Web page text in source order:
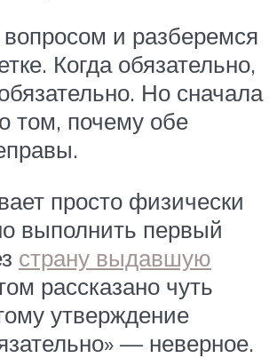
и разберемся
Когда обязательно,
Но сначала
том, почему обе
просто физически
выполнить первый
страну выдавшую
рассказано чуть
утверждение
— неверное.